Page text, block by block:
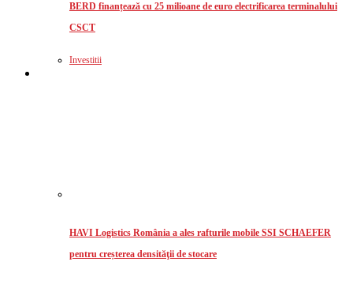
BERD finanțează cu 25 milioane de euro electrificarea terminalului
CSCT
Investitii
HAVI Logistics România a ales rafturile mobile SSI SCHAEFER
pentru creșterea densităţii de stocare